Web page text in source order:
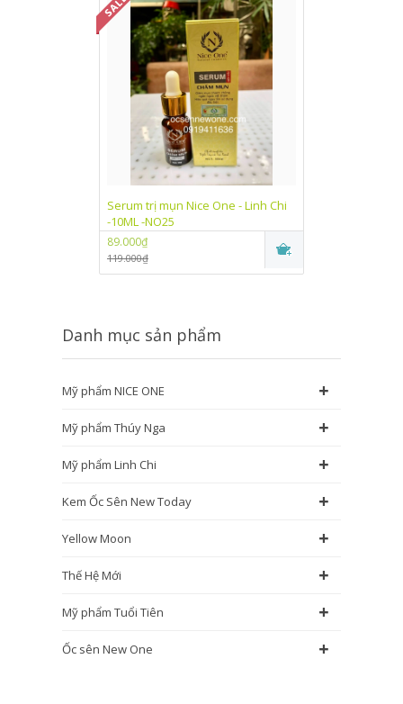
Serum trị mụn Nice One - Linh Chi
-10ML -NO25
89.000₫
119.000₫
Danh mục sản phẩm
Mỹ phẩm NICE ONE +
Mỹ phẩm Thúy Nga +
Mỹ phẩm Linh Chi +
Kem Ốc Sên New Today +
Yellow Moon +
Thế Hệ Mới +
Mỹ phẩm Tuổi Tiên +
Ốc sên New One +